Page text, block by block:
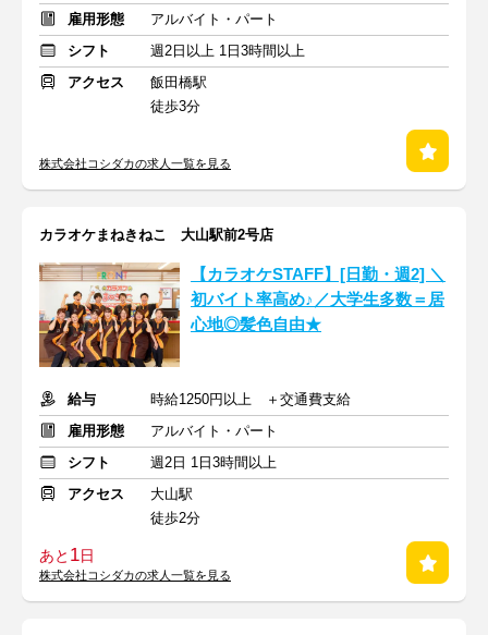
雇用形態
アルバイト・パート
シフト
週2日以上 1日3時間以上
アクセス
飯田橋駅
徒歩3分
株式会社コシダカの求人一覧を見る
カラオケまねきねこ 大山駅前2号店
【カラオケSTAFF】[日勤・週2] ＼
初バイト率高め♪／大学生多数＝居
心地◎髪色自由★
給与
時給1250円以上 ＋交通費支給
雇用形態
アルバイト・パート
シフト
週2日 1日3時間以上
アクセス
大山駅
徒歩2分
あと 1日
株式会社コシダカの求人一覧を見る